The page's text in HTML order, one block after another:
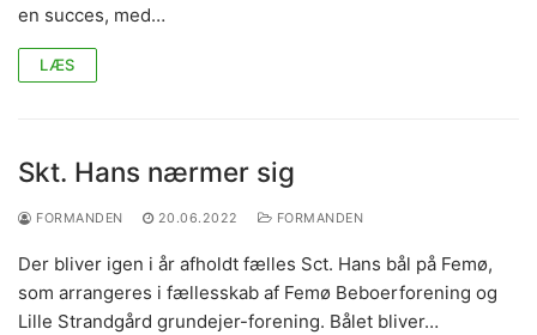
en succes, med…
LÆS
Skt. Hans nærmer sig
FORMANDEN 20.06.2022 FORMANDEN
Der bliver igen i år afholdt fælles Sct. Hans bål på Femø,
som arrangeres i fællesskab af Femø Beboerforening og
Lille Strandgård grundejer-forening. Bålet bliver…